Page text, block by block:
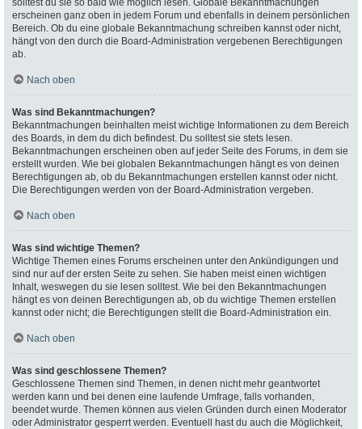
solltest du sie so bald wie möglich lesen. Globale Bekanntmachungen
erscheinen ganz oben in jedem Forum und ebenfalls in deinem persönlichen
Bereich. Ob du eine globale Bekanntmachung schreiben kannst oder nicht,
hängt von den durch die Board-Administration vergebenen Berechtigungen
ab.
Nach oben
Was sind Bekanntmachungen?
Bekanntmachungen beinhalten meist wichtige Informationen zu dem Bereich
des Boards, in dem du dich befindest. Du solltest sie stets lesen.
Bekanntmachungen erscheinen oben auf jeder Seite des Forums, in dem sie
erstellt wurden. Wie bei globalen Bekanntmachungen hängt es von deinen
Berechtigungen ab, ob du Bekanntmachungen erstellen kannst oder nicht.
Die Berechtigungen werden von der Board-Administration vergeben.
Nach oben
Was sind wichtige Themen?
Wichtige Themen eines Forums erscheinen unter den Ankündigungen und
sind nur auf der ersten Seite zu sehen. Sie haben meist einen wichtigen
Inhalt, weswegen du sie lesen solltest. Wie bei den Bekanntmachungen
hängt es von deinen Berechtigungen ab, ob du wichtige Themen erstellen
kannst oder nicht; die Berechtigungen stellt die Board-Administration ein.
Nach oben
Was sind geschlossene Themen?
Geschlossene Themen sind Themen, in denen nicht mehr geantwortet
werden kann und bei denen eine laufende Umfrage, falls vorhanden,
beendet wurde. Themen können aus vielen Gründen durch einen Moderator
oder Administrator gesperrt werden. Eventuell hast du auch die Möglichkeit,